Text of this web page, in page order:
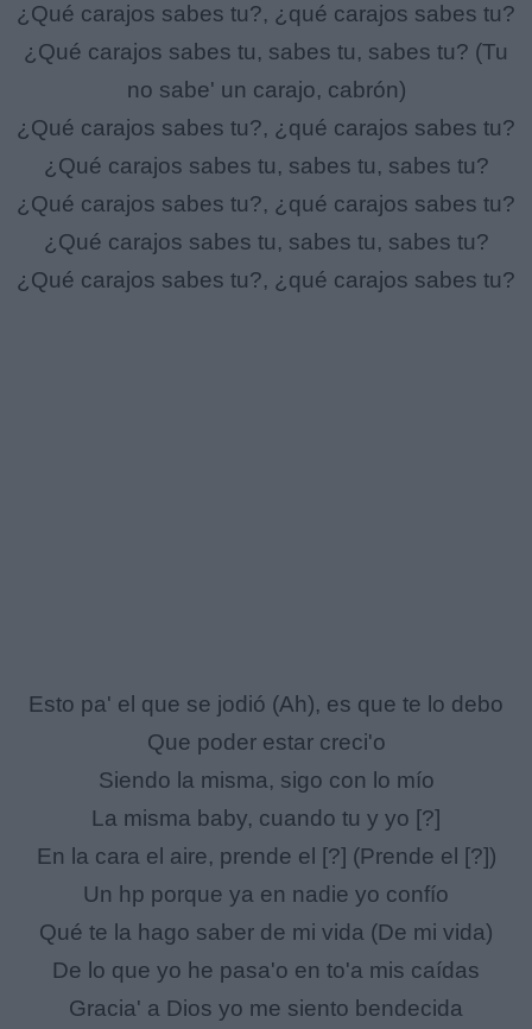
¿Qué carajos sabes tu?, ¿qué carajos sabes tu?
¿Qué carajos sabes tu, sabes tu, sabes tu? (Tu
no sabe' un carajo, cabrón)
¿Qué carajos sabes tu?, ¿qué carajos sabes tu?
¿Qué carajos sabes tu, sabes tu, sabes tu?
¿Qué carajos sabes tu?, ¿qué carajos sabes tu?
¿Qué carajos sabes tu, sabes tu, sabes tu?
¿Qué carajos sabes tu?, ¿qué carajos sabes tu?
Esto pa' el que se jodió (Ah), es que te lo debo
Que poder estar creci'o
Siendo la misma, sigo con lo mío
La misma baby, cuando tu y yo [?]
En la cara el aire, prende el [?] (Prende el [?])
Un hp porque ya en nadie yo confío
Qué te la hago saber de mi vida (De mi vida)
De lo que yo he pasa'o en to'a mis caídas
Gracia' a Dios yo me siento bendecida